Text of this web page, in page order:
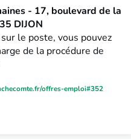
- 17, boulevard de la
DIJON
le poste, vous pouvez
de la procédure de
offres-emploi#352